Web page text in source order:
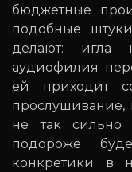
бюджетные
подобные
делают: игла
аудиофилия
ей приходит
прослушивание,
не так сильно
подороже
конкретики в